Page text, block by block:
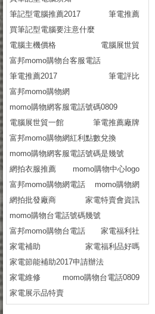
筆記型電腦推薦2017
筆電推薦
買筆記型電腦要注意什麼
電腦主機價格
電腦展世貿
富邦momo購物台客服電話
筆電推薦2017
筆電評比
富邦momo購物網
momo購物網客服電話號碼0809
電腦展世貿一館
筆電推薦廠牌
富邦momo購物網紅利點數兌換
momo購物網客服電話號碼是幾號
網拍衣服推薦
momo購物中心logo
富邦momo購物網電話
momo購物網
網拍批發廠商
家電特賣會資訊
momo購物台電話號碼幾號
富邦momo購物台電話
家電福利社
家電補助
家電福利品好嗎
家電節能補助2017申請辦法
家電維修
momo購物台電話0809
家電展示品特賣